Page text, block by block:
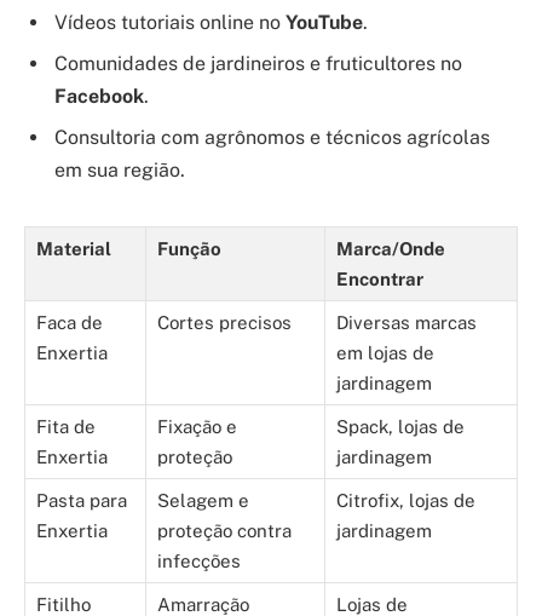
Vídeos tutoriais online no YouTube.
Comunidades de jardineiros e fruticultores no
Facebook.
Consultoria com agrônomos e técnicos agrícolas
em sua região.
Material Função
Marca/Onde
Encontrar
Faca de
Enxertia
Cortes precisos
Diversas marcas
em lojas de
jardinagem
Fita de
Enxertia
Fixação e
proteção
Spack, lojas de
jardinagem
Pasta para
Enxertia
Selagem e
proteção contra
infecções
Citrofix, lojas de
jardinagem
Fitilho Amarração
Lojas de